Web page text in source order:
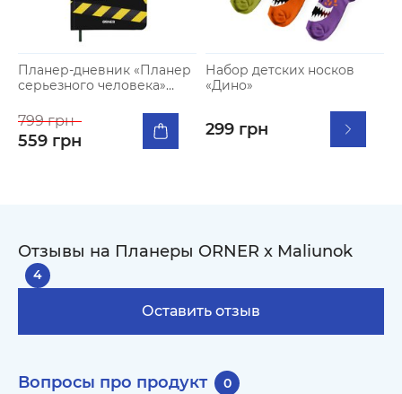
Планер-дневник «Планер
серьезного человека»
799 грн
559 грн
Набор детских носков
«Дино»
299 грн
Отзывы на Планеры ORNER x Maliunok
4
Оставить отзыв
Вопросы про продукт 0